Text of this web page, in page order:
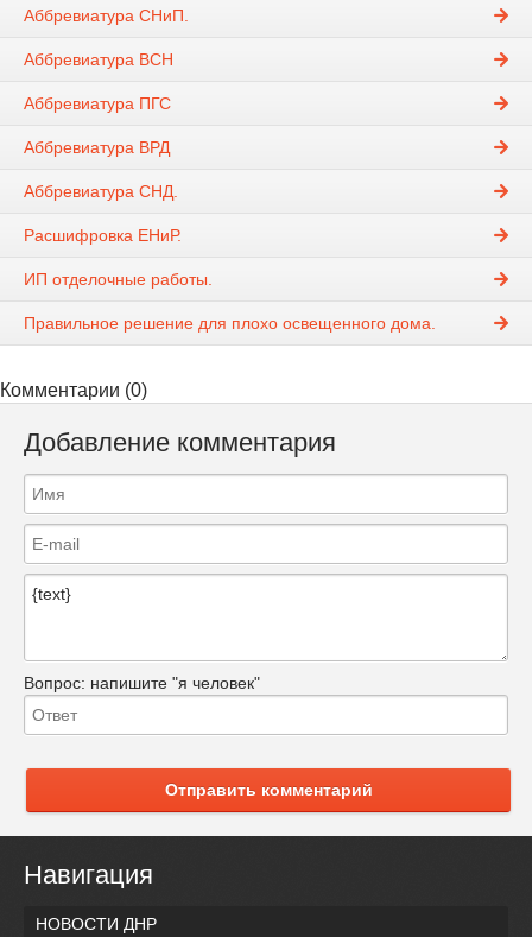
Аббревиатура СНиП.
Аббревиатура ВСН
Аббревиатура ПГС
Аббревиатура ВРД
Аббревиатура СНД.
Расшифровка ЕНиР.
ИП отделочные работы.
Правильное решение для плохо освещенного дома.
Комментарии (0)
Добавление комментария
Вопрос: напишите "я человек"
Отправить комментарий
Навигация
НОВОСТИ ДНР